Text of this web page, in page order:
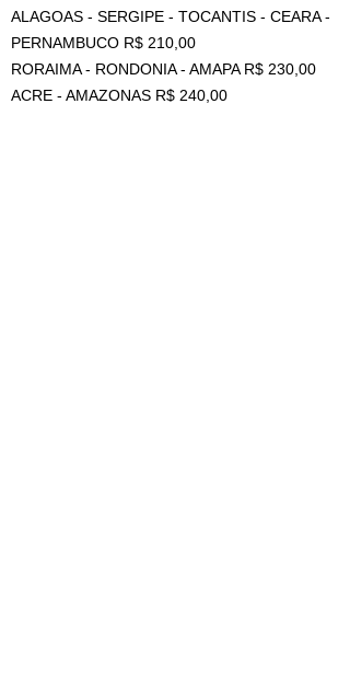
ALAGOAS - SERGIPE - TOCANTIS - CEARA -
PERNAMBUCO R$ 210,00
RORAIMA - RONDONIA - AMAPA R$ 230,00
ACRE - AMAZONAS R$ 240,00